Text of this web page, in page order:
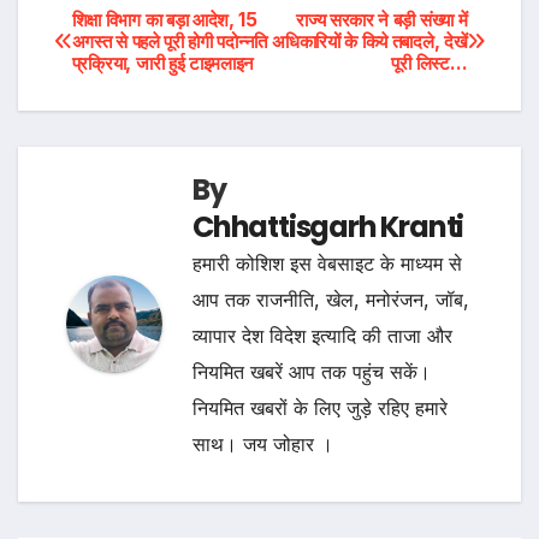
Post
navigation
राज्य सरकार ने बड़ी संख्या में
अधिकारियों के किये तबादले, देखें
पूरी लिस्ट…
शिक्षा विभाग का बड़ा आदेश, 15
अगस्त से पहले पूरी होगी पदोन्नति
प्रक्रिया, जारी हुई टाइमलाइन
By
Chhattisgarh Kranti
हमारी कोशिश इस वेबसाइट के माध्यम से
आप तक राजनीति, खेल, मनोरंजन, जॉब,
व्यापार देश विदेश इत्यादि की ताजा और
नियमित खबरें आप तक पहुंच सकें।
नियमित खबरों के लिए जुड़े रहिए हमारे
साथ। जय जोहार ।